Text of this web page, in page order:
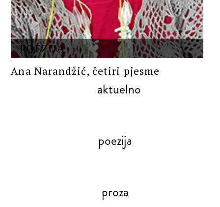
POEZIJA
Ana Narandžić, četiri pjesme
aktuelno
poezija
proza